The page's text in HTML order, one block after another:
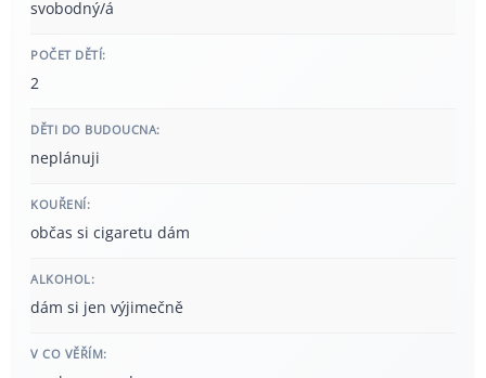
svobodný/á
POČET DĚTÍ:
2
DĚTI DO BUDOUCNA:
neplánuji
KOUŘENÍ:
občas si cigaretu dám
ALKOHOL:
dám si jen výjimečně
V CO VĚŘÍM: